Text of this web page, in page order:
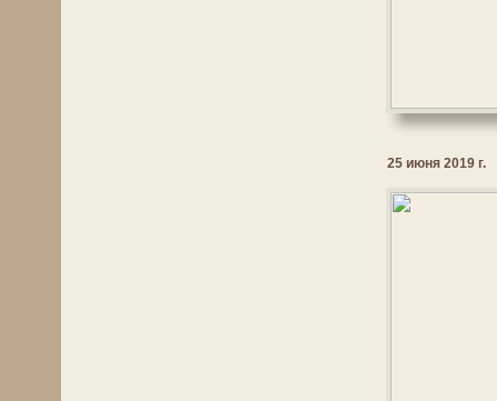
25 июня 2019 г.